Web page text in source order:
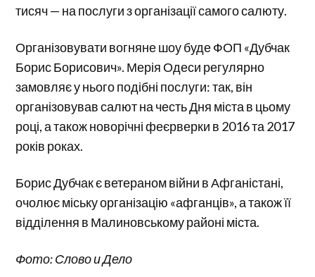
тисяч — на послуги з організації самого салюту.
Організовувати вогняне шоу буде ФОП «Дубчак
Борис Борисович». Мерія Одеси регулярно
замовляє у нього подібні послуги: так, він
організовував салют на честь Дня міста в цьому
році, а також новорічні феєрверки в 2016 та 2017
років роках.
Борис Дубчак є ветераном війни в Афганістані,
очолює міську організацію «афганців», а також її
відділення в Малиновському районі міста.
Фото: Слово и Дело